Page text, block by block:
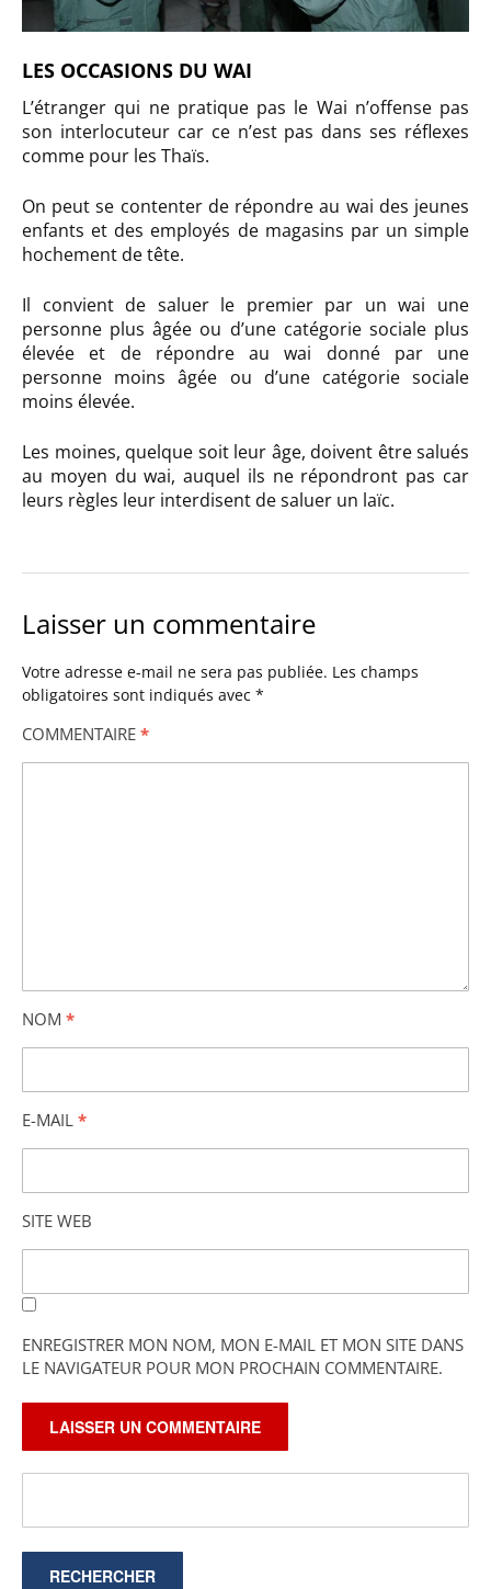
LES OCCASIONS DU WAI
L’étranger qui ne pratique pas le Wai n’offense pas
son interlocuteur car ce n’est pas dans ses réflexes
comme pour les Thaïs.
On peut se contenter de répondre au wai des jeunes
enfants et des employés de magasins par un simple
hochement de tête.
Il convient de saluer le premier par un wai une
personne plus âgée ou d’une catégorie sociale plus
élevée et de répondre au wai donné par une
personne moins âgée ou d’une catégorie sociale
moins élevée.
Les moines, quelque soit leur âge, doivent être salués
au moyen du wai, auquel ils ne répondront pas car
leurs règles leur interdisent de saluer un laïc.
Laisser un commentaire
Votre adresse e-mail ne sera pas publiée. Les champs
obligatoires sont indiqués avec *
COMMENTAIRE *
NOM *
E-MAIL *
SITE WEB
ENREGISTRER MON NOM, MON E-MAIL ET MON SITE DANS
LE NAVIGATEUR POUR MON PROCHAIN COMMENTAIRE.